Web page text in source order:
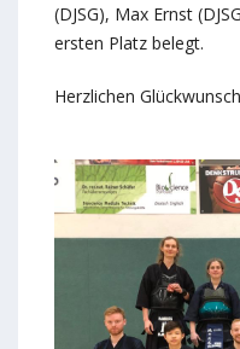
(DJSG), Max Ernst
ersten Platz belegt.
Herzlichen